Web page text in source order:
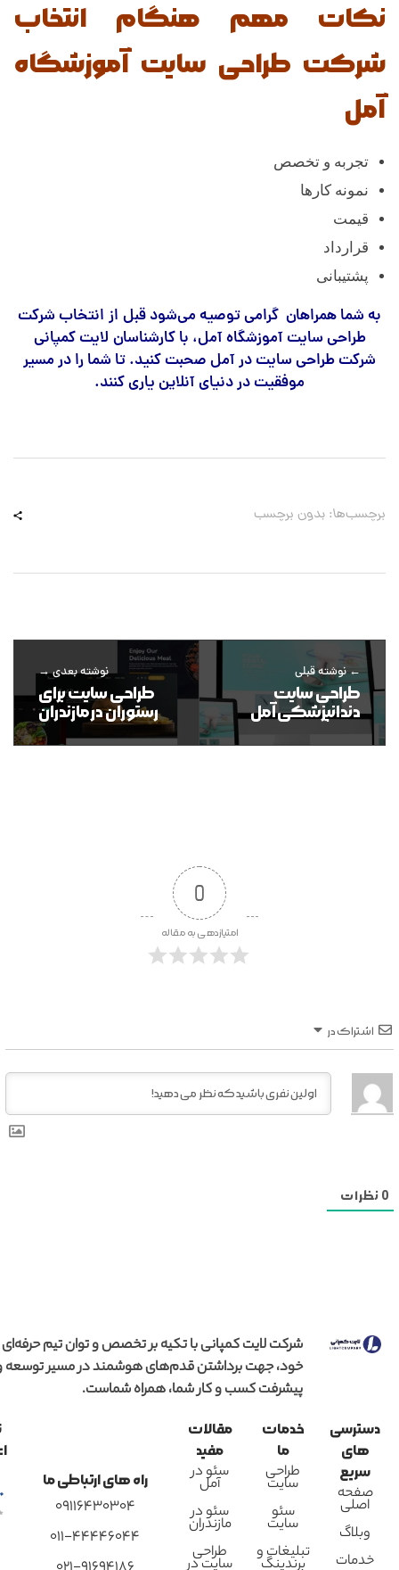
نکات مهم هنگام انتخاب
شرکت طراحی سایت آموزشگاه
آمل
تجربه و تخصص
نمونه کارها
قیمت
قرارداد
پشتیبانی
به شما همراهان گرامی توصیه می‌شود قبل از انتخاب شرکت
طراحی سایت آموزشگاه آمل، با کارشناسان لایت کمپانی
شرکت طراحی سایت در آمل صحبت کنید. تا شما را در مسیر
موفقیت در دنیای آنلاین یاری کنند.
برچسب‌ها: بدون برچسب
نوشته قبلی
طراحی سایت
دندانپزشکی آمل
نوشته بعدی
طراحی سایت برای
رستوران در مازندران
0
امتیازدهی به مقاله
اشتراک در
0 نظرات
شرکت لایت کمپانی با تکیه بر تخصص و توان تیم حرفه‌ای
خود، جهت برداشتن قدم‌های هوشمند در مسیر توسعه
پیشرفت کسب و کار شما، همراه شماست.
دسترسی
های
سریع
صفحه
اصلی
وبلاگ
خدمات
خدمات
ما
طراحی
سایت
سئو
سایت
تبلیغات و
برندینگ
مقالات
مفید
سئو در
آمل
سئو در
مازندران
طراحی
سایت در
راه های ارتباطی ما
09116430304
011-44446044